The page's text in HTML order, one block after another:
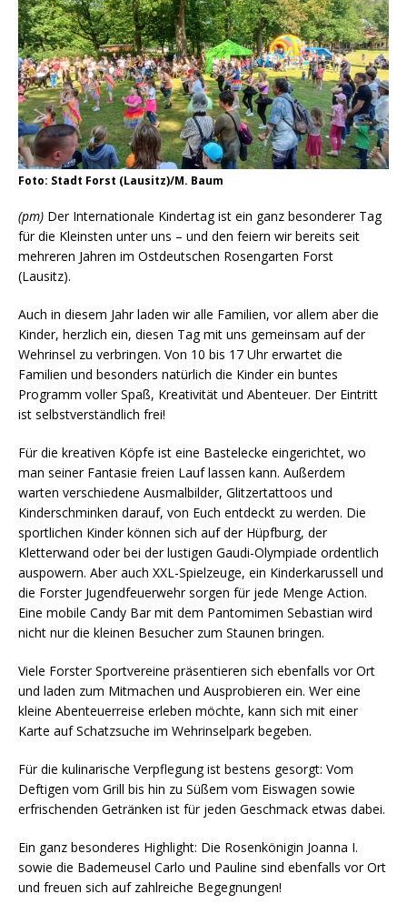
Foto: Stadt Forst (Lausitz)/M. Baum
(pm) Der Internationale Kindertag ist ein ganz besonderer Tag
für die Kleinsten unter uns – und den feiern wir bereits seit
mehreren Jahren im Ostdeutschen Rosengarten Forst
(Lausitz).
Auch in diesem Jahr laden wir alle Familien, vor allem aber die
Kinder, herzlich ein, diesen Tag mit uns gemeinsam auf der
Wehrinsel zu verbringen. Von 10 bis 17 Uhr erwartet die
Familien und besonders natürlich die Kinder ein buntes
Programm voller Spaß, Kreativität und Abenteuer. Der Eintritt
ist selbstverständlich frei!
Für die kreativen Köpfe ist eine Bastelecke eingerichtet, wo
man seiner Fantasie freien Lauf lassen kann. Außerdem
warten verschiedene Ausmalbilder, Glitzertattoos und
Kinderschminken darauf, von Euch entdeckt zu werden. Die
sportlichen Kinder können sich auf der Hüpfburg, der
Kletterwand oder bei der lustigen Gaudi-Olympiade ordentlich
auspowern. Aber auch XXL-Spielzeuge, ein Kinderkarussell und
die Forster Jugendfeuerwehr sorgen für jede Menge Action.
Eine mobile Candy Bar mit dem Pantomimen Sebastian wird
nicht nur die kleinen Besucher zum Staunen bringen.
Viele Forster Sportvereine präsentieren sich ebenfalls vor Ort
und laden zum Mitmachen und Ausprobieren ein. Wer eine
kleine Abenteuerreise erleben möchte, kann sich mit einer
Karte auf Schatzsuche im Wehrinselpark begeben.
Für die kulinarische Verpflegung ist bestens gesorgt: Vom
Deftigen vom Grill bis hin zu Süßem vom Eiswagen sowie
erfrischenden Getränken ist für jeden Geschmack etwas dabei.
Ein ganz besonderes Highlight: Die Rosenkönigin Joanna I.
sowie die Bademeusel Carlo und Pauline sind ebenfalls vor Ort
und freuen sich auf zahlreiche Begegnungen!